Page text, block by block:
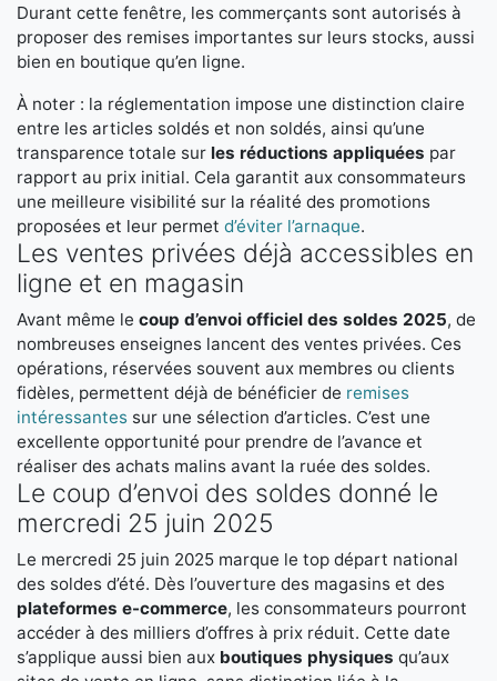
Durant cette fenêtre, les commerçants sont autorisés à
proposer des remises importantes sur leurs stocks, aussi
bien en boutique qu’en ligne.
À noter : la réglementation impose une distinction claire
entre les articles soldés et non soldés, ainsi qu’une
transparence totale sur les réductions appliquées par
rapport au prix initial. Cela garantit aux consommateurs
une meilleure visibilité sur la réalité des promotions
proposées et leur permet d’éviter l’arnaque.
Les ventes privées déjà accessibles en
ligne et en magasin
Avant même le coup d’envoi officiel des soldes 2025, de
nombreuses enseignes lancent des ventes privées. Ces
opérations, réservées souvent aux membres ou clients
fidèles, permettent déjà de bénéficier de remises
intéressantes sur une sélection d’articles. C’est une
excellente opportunité pour prendre de l’avance et
réaliser des achats malins avant la ruée des soldes.
Le coup d’envoi des soldes donné le
mercredi 25 juin 2025
Le mercredi 25 juin 2025 marque le top départ national
des soldes d’été. Dès l’ouverture des magasins et des
plateformes e-commerce, les consommateurs pourront
accéder à des milliers d’offres à prix réduit. Cette date
s’applique aussi bien aux boutiques physiques qu’aux